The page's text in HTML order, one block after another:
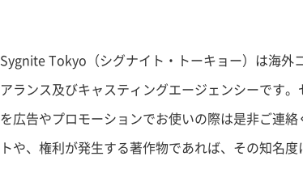
Sygnite Tokyo（シグナイト・トーキョー）は海外
アランス及びキャスティングエージェンシーです
を広告やプロモーションでお使いの際は是非ご連
トや、権利が発生する著作物であれば、その知名